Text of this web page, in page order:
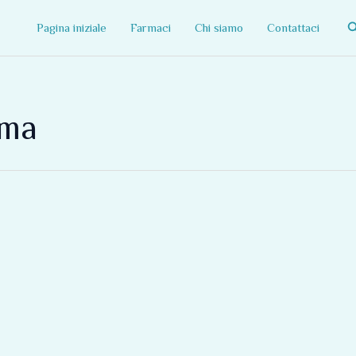
Pagina iniziale Farmaci Chi siamo Contattaci